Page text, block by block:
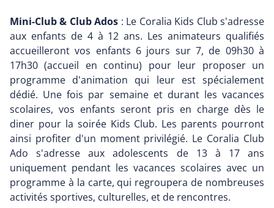
Mini-Club & Club Ados : Le Coralia Kids Club s'adresse
aux enfants de 4 à 12 ans. Les animateurs qualifiés
accueilleront vos enfants 6 jours sur 7, de 09h30 à
17h30 (accueil en continu) pour leur proposer un
programme d'animation qui leur est spécialement
dédié. Une fois par semaine et durant les vacances
scolaires, vos enfants seront pris en charge dès le
diner pour la soirée Kids Club. Les parents pourront
ainsi profiter d'un moment privilégié. Le Coralia Club
Ado s'adresse aux adolescents de 13 à 17 ans
uniquement pendant les vacances scolaires avec un
programme à la carte, qui regroupera de nombreuses
activités sportives, culturelles, et de rencontres.